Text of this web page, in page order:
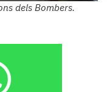
dels Bombers.